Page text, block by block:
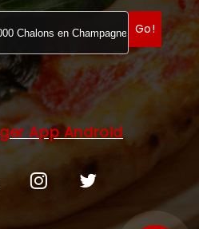
Go!
App Android